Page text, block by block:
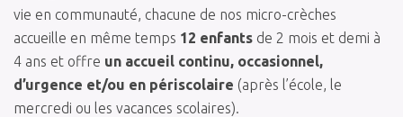
vie en communauté, chacune de nos micro-crèches
accueille en même temps 12 enfants de 2 mois et demi à
4 ans et offre un accueil continu, occasionnel,
d’urgence et/ou en périscolaire (après l’école, le
mercredi ou les vacances scolaires).